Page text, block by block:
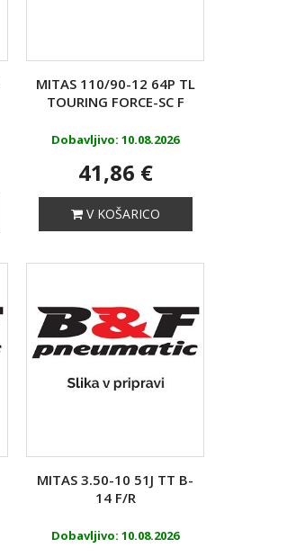
MITAS 110/90-12 64P TL
TOURING FORCE-SC F
Dobavljivo: 10.08.2026
41,86 €
V KOŠARICO
MITAS 3.50-10 51J TT B-
14 F/R
Dobavljivo: 10.08.2026